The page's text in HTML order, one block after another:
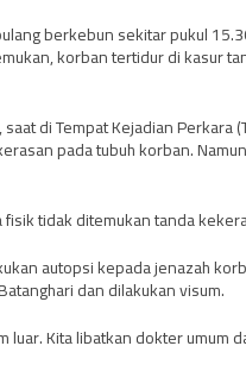
berkebun sekitar pukul
korban tertidur di kasur
di Tempat Kejadian
pada tubuh korban.
tidak ditemukan tanda
autopsi kepada jenazah
dan dilakukan visum.
luar. Kita libatkan dokter umum